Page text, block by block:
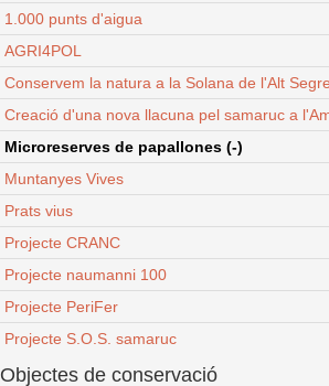
1.000 punts d'aigua
AGRI4POL
Conservem la natura a la Solana de l'Alt
Creació d'una nova llacuna pel samaruc a
Microreserves de papallones (-)
Muntanyes Vives
Prats vius
Projecte CRANC
Projecte naumanni 100
Projecte PeriFer
Projecte S.O.S. samaruc
Objectes de conservació